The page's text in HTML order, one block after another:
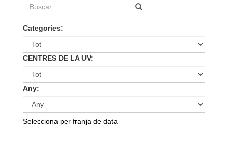
Categories:
CENTRES DE LA UV:
Any:
Selecciona per franja de data